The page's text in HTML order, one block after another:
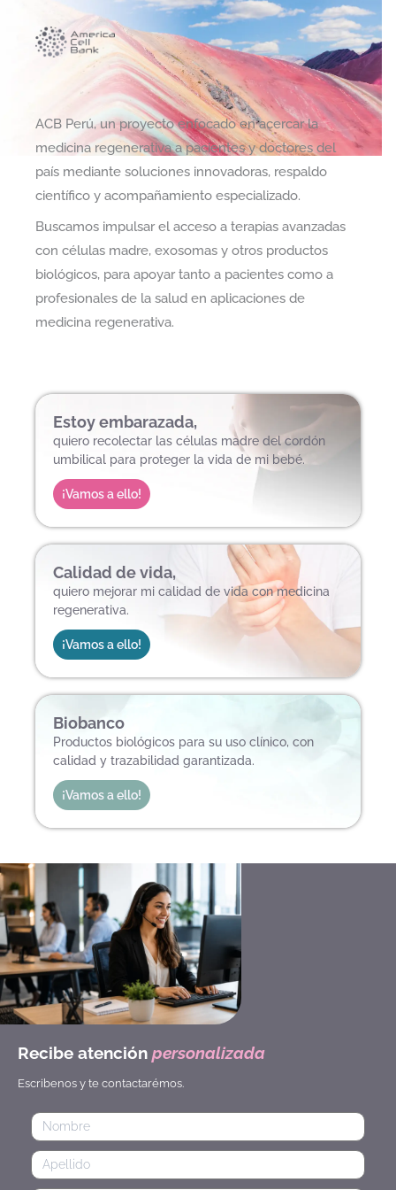
ACB Perú, un proyecto enfocado en acercar la
medicina regenerativa a pacientes y doctores del
país mediante soluciones innovadoras, respaldo
científico y acompañamiento especializado.
Buscamos impulsar el acceso a terapias avanzadas
con células madre, exosomas y otros productos
biológicos, para apoyar tanto a pacientes como a
profesionales de la salud en aplicaciones de
medicina regenerativa.
Estoy embarazada,
quiero recolectar las células madre del cordón
umbilical para proteger la vida de mi bebé.
¡Vamos a ello!
Calidad de vida,
quiero mejorar mi calidad de vida con medicina
regenerativa.
¡Vamos a ello!
Biobanco
Productos biológicos para su uso clínico, con
calidad y trazabilidad garantizada.
¡Vamos a ello!
Recibe atención personalizada
Escribenos y te contactarémos.
Nombre
Apellido